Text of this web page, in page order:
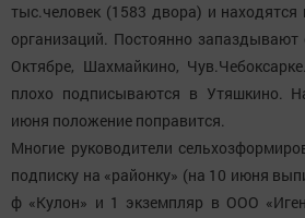
тыс.человек (1583 двора) и
организаций. Постоянно
Октябре, Шахмайкино,
плохо подписываются в Утяшкино.
июня положение поправится.
Многие руководители
подписку на «районку» (на 10 июня
ф «Кулон» и 1 экземпляр в ООО